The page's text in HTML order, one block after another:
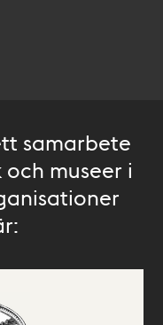
samarbete
museer i